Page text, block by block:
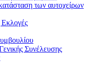
των αυτοχείρων
Εκλογές
Συνέλευσης